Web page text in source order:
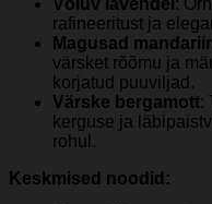
rafineeritust ja
Magusad
värsket rõõmu ja
korjatud puuviljad.
Värske bergamott:
kerguse ja
rohul.
Keskmised noodid: